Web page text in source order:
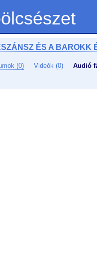
ÉS A BAROKK
(0) Videók (0) Audió